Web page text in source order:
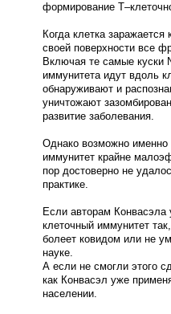
формирование
Когда клетка
своей поверхности все
Включая те самые куски
иммунитета идут вдоль
обнаруживают и
уничтожают
развитие заболевания.
Однако возможно именно
иммунитет крайне
пор достоверно не
практике.
Если авторам Конвасэла
клеточный иммунитет
болеет ковидом или не
науке.
А если не смогли этого
как Конвасэл уже
населении.